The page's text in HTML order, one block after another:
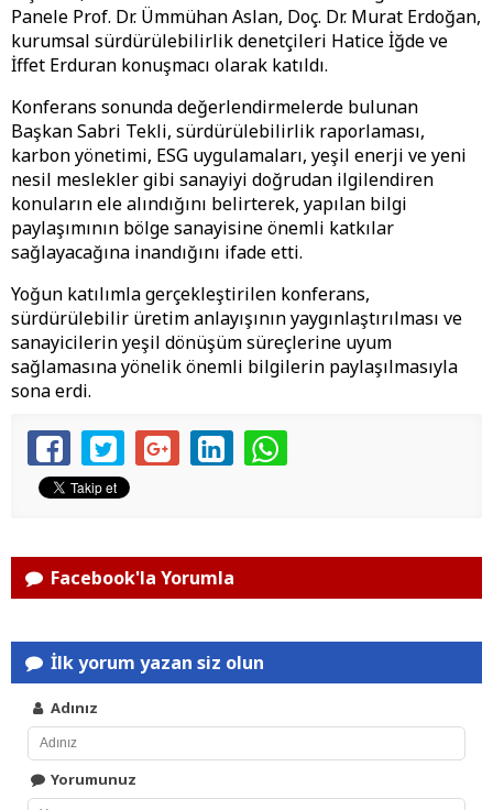
Panele Prof. Dr. Ümmühan Aslan, Doç. Dr. Murat Erdoğan,
kurumsal sürdürülebilirlik denetçileri Hatice İğde ve
İffet Erduran konuşmacı olarak katıldı.
Konferans sonunda değerlendirmelerde bulunan
Başkan Sabri Tekli, sürdürülebilirlik raporlaması,
karbon yönetimi, ESG uygulamaları, yeşil enerji ve yeni
nesil meslekler gibi sanayiyi doğrudan ilgilendiren
konuların ele alındığını belirterek, yapılan bilgi
paylaşımının bölge sanayisine önemli katkılar
sağlayacağına inandığını ifade etti.
Yoğun katılımla gerçekleştirilen konferans,
sürdürülebilir üretim anlayışının yaygınlaştırılması ve
sanayicilerin yeşil dönüşüm süreçlerine uyum
sağlamasına yönelik önemli bilgilerin paylaşılmasıyla
sona erdi.
Facebook'la Yorumla
İlk yorum yazan siz olun
Adınız
Yorumunuz